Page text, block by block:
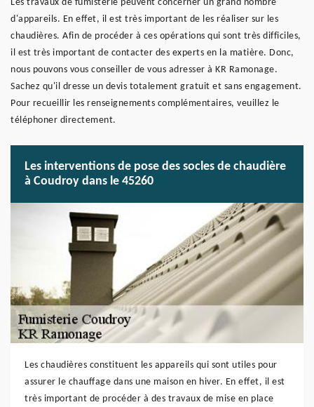
Les travaux de fumisterie peuvent concerner un grand nombre
d'appareils. En effet, il est très important de les réaliser sur les
chaudières. Afin de procéder à ces opérations qui sont très difficiles,
il est très important de contacter des experts en la matière. Donc,
nous pouvons vous conseiller de vous adresser à KR Ramonage.
Sachez qu'il dresse un devis totalement gratuit et sans engagement.
Pour recueillir les renseignements complémentaires, veuillez le
téléphoner directement.
Les interventions de pose des socles de chaudière
à Coudroy dans le 45260
Les chaudières constituent les appareils qui sont utiles pour
assurer le chauffage dans une maison en hiver. En effet, il est
très important de procéder à des travaux de mise en place